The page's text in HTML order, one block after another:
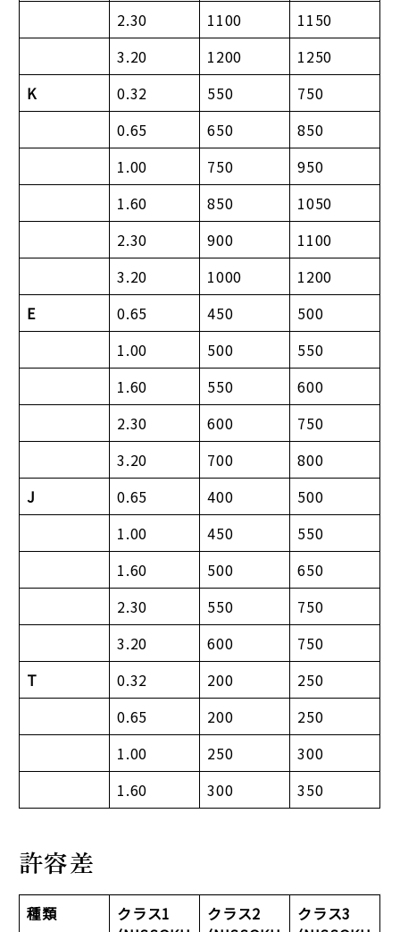
2.30
1100
1150
3.20
1200
1250
K
0.32 550
750
0.65
650
850
1.00
750
950
1.60
850
1050
2.30
900
1100
3.20
1000
1200
E
0.65 450
500
1.00
500
550
1.60
550
600
2.30
600
750
3.20
700
800
J
0.65 400
500
1.00
450
550
1.60
500
650
2.30
550
750
3.20
600
750
T
0.32 200
250
0.65
200
250
1.00
250
300
1.60
300 350
許容差
種類
クラス1
クラス2
クラス3